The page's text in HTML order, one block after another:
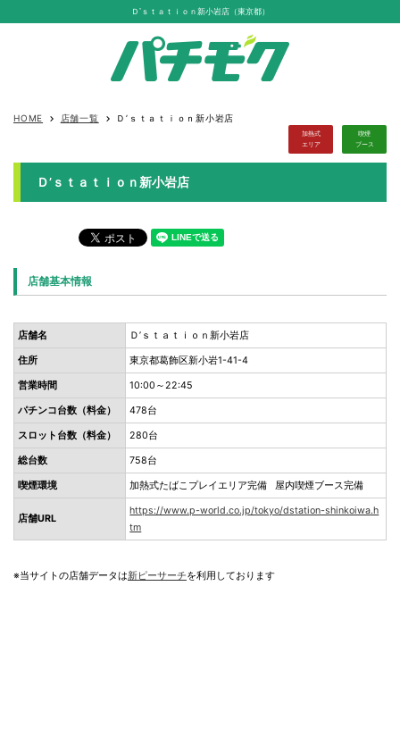
Ｄ’ｓｔａｔｉｏｎ新小岩店（東京都）
HOME keyboard_arrow_right 店舗一覧 keyboard_arrow_right Ｄ’ｓｔａｔｉｏｎ新小岩店
加熱式
エリア
喫煙
ブース
Ｄ’ｓｔａｔｉｏｎ新小岩店
店舗基本情報
店舗名 Ｄ’ｓｔａｔｉｏｎ新小岩店
住所 東京都葛飾区新小岩1-41-4
営業時間 10:00～22:45
パチンコ台数（料金） 478台
スロット台数（料金） 280台
総台数 758台
喫煙環境 加熱式たばこプレイエリア完備 屋内喫煙ブース完備
店舗URL
https://www.p-world.co.jp/tokyo/dstation-shinkoiwa.h
tm
※当サイトの店舗データは新ピーサーチを利用しております